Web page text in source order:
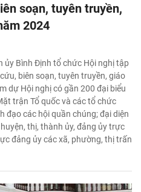
soạn, tuyên truyền,
2024
ủy Bình Định tổ chức Hội nghị tập
biên soạn, tuyên truyền, giáo
dự Hội nghị có gần 200 đại biểu
trận Tổ quốc và các tổ chức
đạo các hội quần chúng; đại diện
thị, thành ủy, đảng ủy trực
đảng ủy các xã, phường, thị trấn